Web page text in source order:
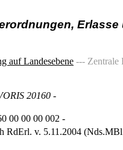
auf Landesebene --- Zentrale
20160 -
00 00 00 002 -
v. 5.11.2004